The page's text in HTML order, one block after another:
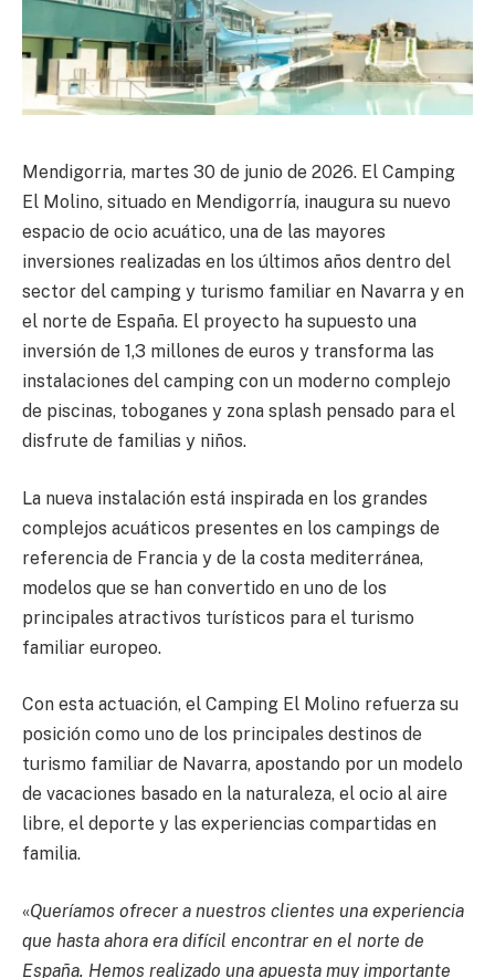
Mendigorria, martes 30 de junio de 2026. El Camping
El Molino, situado en Mendigorría, inaugura su nuevo
espacio de ocio acuático, una de las mayores
inversiones realizadas en los últimos años dentro del
sector del camping y turismo familiar en Navarra y en
el norte de España. El proyecto ha supuesto una
inversión de 1,3 millones de euros y transforma las
instalaciones del camping con un moderno complejo
de piscinas, toboganes y zona splash pensado para el
disfrute de familias y niños.
La nueva instalación está inspirada en los grandes
complejos acuáticos presentes en los campings de
referencia de Francia y de la costa mediterránea,
modelos que se han convertido en uno de los
principales atractivos turísticos para el turismo
familiar europeo.
Con esta actuación, el Camping El Molino refuerza su
posición como uno de los principales destinos de
turismo familiar de Navarra, apostando por un modelo
de vacaciones basado en la naturaleza, el ocio al aire
libre, el deporte y las experiencias compartidas en
familia.
«Queríamos ofrecer a nuestros clientes una experiencia
que hasta ahora era difícil encontrar en el norte de
España. Hemos realizado una apuesta muy importante